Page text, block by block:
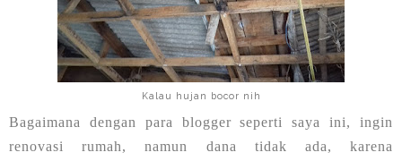
Kalau hujan bocor nih
Bagaimana dengan para blogger seperti saya ini, ingin
renovasi rumah, namun dana tidak ada, karena